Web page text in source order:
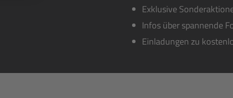
Exklusive
Infos über spannende
Einladungen zu